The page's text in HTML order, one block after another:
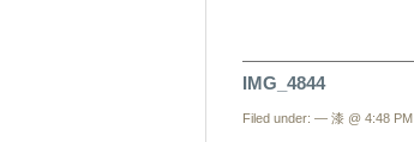
IMG_4844
Filed under: — 漆 @ 4:48 PM